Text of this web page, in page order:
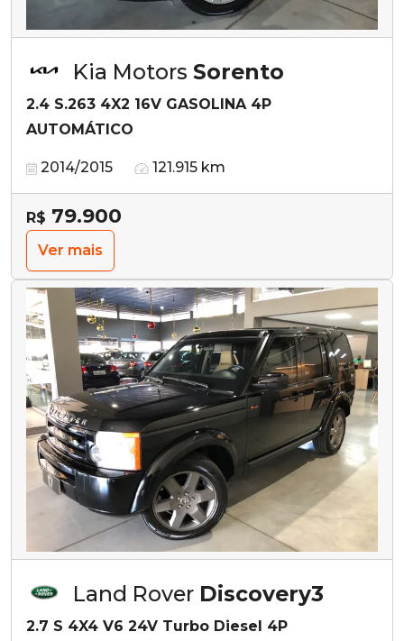
Kia Motors Sorento
2.4 S.263 4X2 16V GASOLINA 4P
AUTOMÁTICO
2014/2015 121.915 km
R$ 79.900
Ver mais
Land Rover Discovery3
2.7 S 4X4 V6 24V Turbo Diesel 4P